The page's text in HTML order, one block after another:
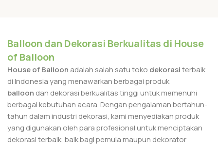
Balloon dan Dekorasi Berkualitas di House
of Balloon
House of Balloon adalah salah satu toko dekorasiterbaik
di Indonesia yang menawarkan berbagai produk
balloon dan dekorasi berkualitas tinggi untuk memenuhi
berbagai kebutuhan acara. Dengan pengalaman bertahun-
tahun dalam industri dekorasi, kami menyediakan produk
yang digunakan oleh para profesional untuk menciptakan
dekorasi terbaik, baik bagi pemula maupun dekorator